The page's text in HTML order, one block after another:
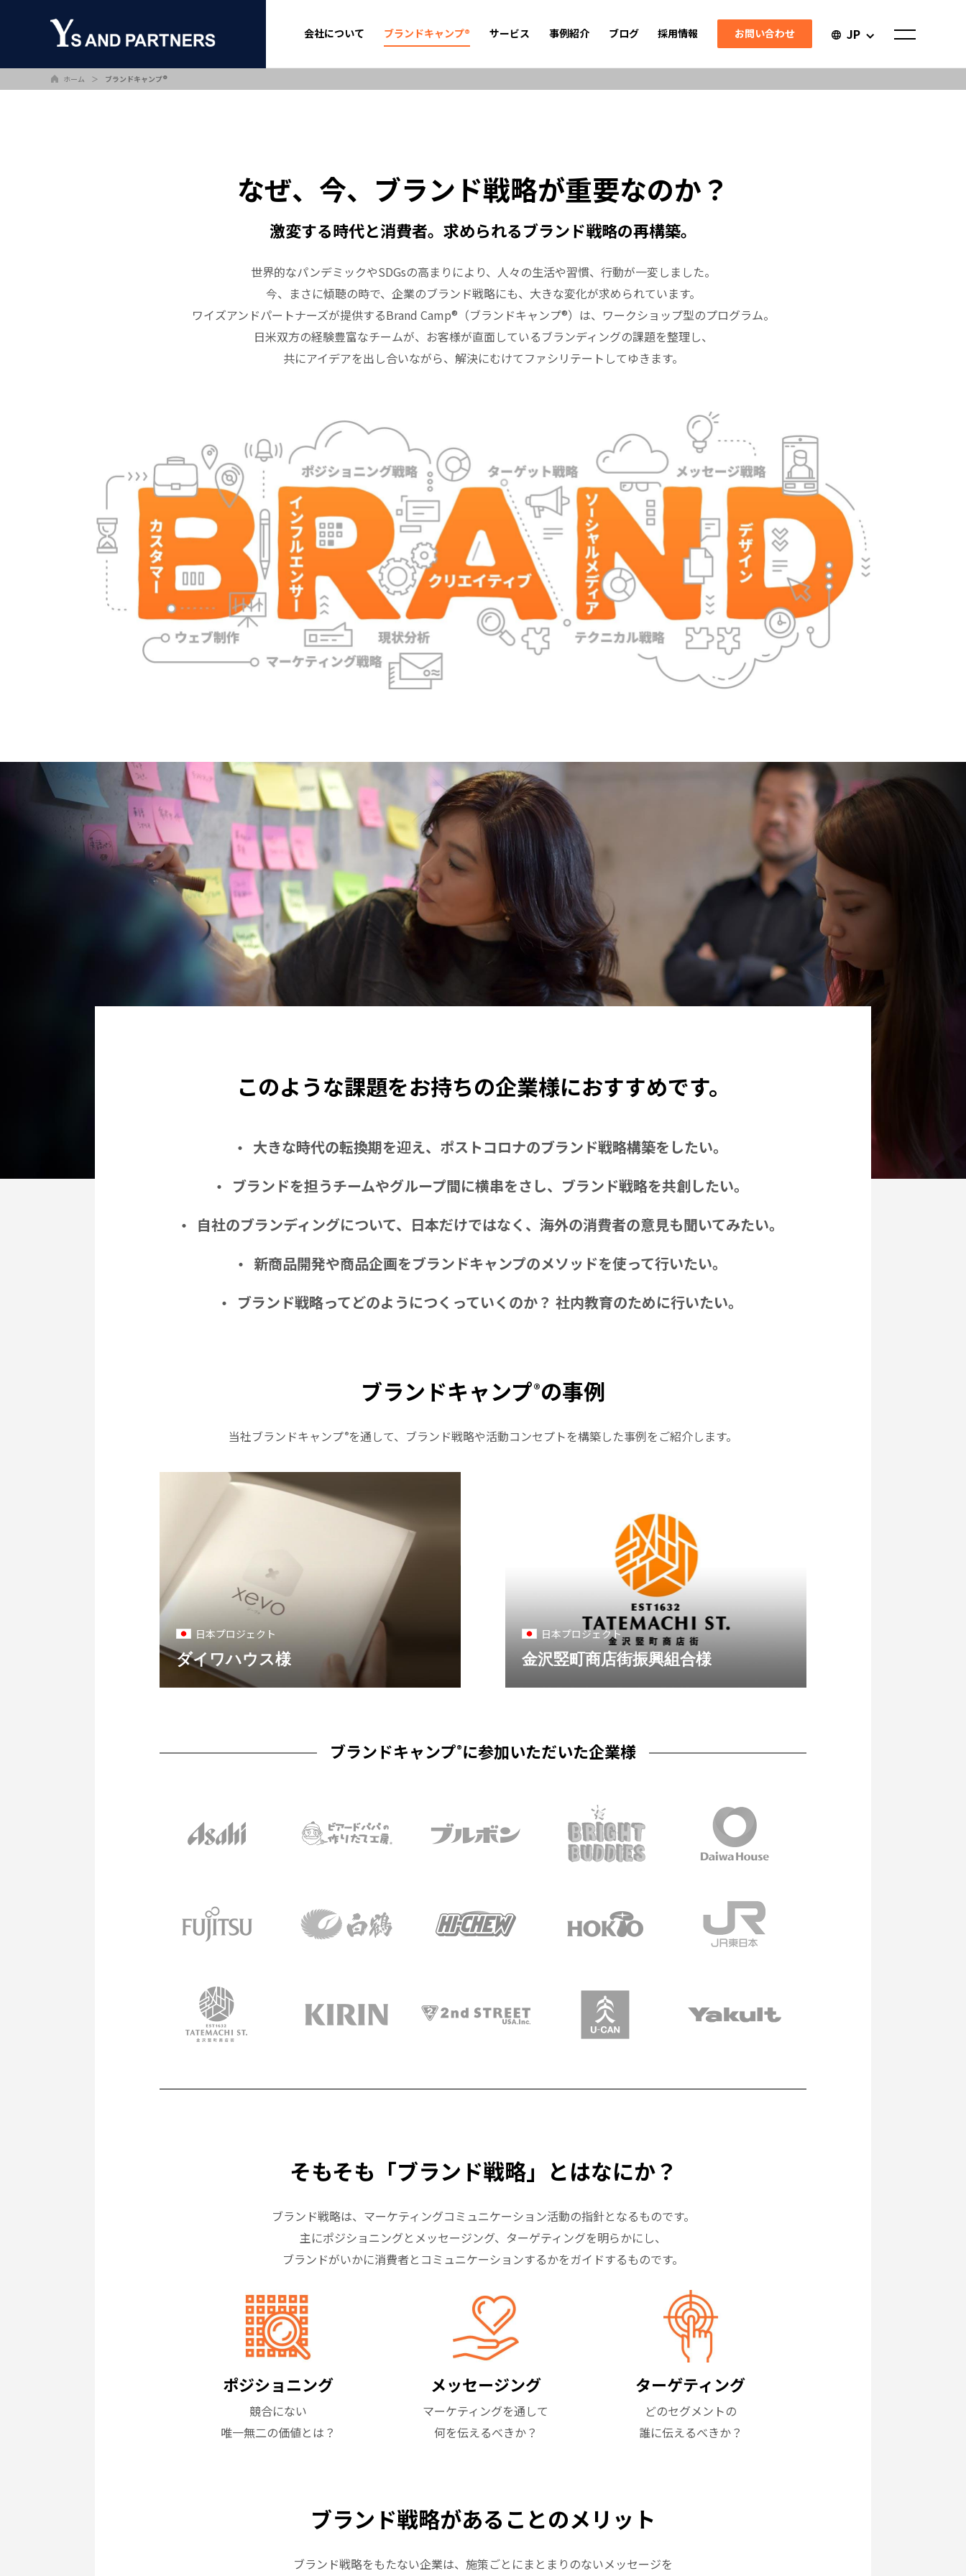
会社について ブランドキャンプ® サービス 事例紹介 ブログ 採用情報 お問い合わせ JP
ホーム ＞ ブランドキャンプ®
なぜ、今、ブランド戦略が重要なのか？
激変する時代と消費者。求められるブランド戦略の再構築。
世界的なパンデミックやSDGsの高まりにより、人々の生活や習慣、行動が一変しました。
今、まさに傾聴の時で、企業のブランド戦略にも、大きな変化が求められています。
ワイズアンドパートナーズが提供するBrand Camp®（ブランドキャンプ®）は、ワークショップ型のプログラム。
日米双方の経験豊富なチームが、お客様が直面しているブランディングの課題を整理し、
共にアイデアを出し合いながら、解決にむけてファシリテートしてゆきます。
このような課題をお持ちの企業様におすすめです。
大きな時代の転換期を迎え、ポストコロナのブランド戦略構築をしたい。
ブランドを担うチームやグループ間に横串をさし、ブランド戦略を共創したい。
自社のブランディングについて、日本だけではなく、海外の消費者の意見も聞いてみたい。
新商品開発や商品企画をブランドキャンプのメソッドを使って行いたい。
ブランド戦略ってどのようにつくっていくのか？ 社内教育のために行いたい。
ブランドキャンプ®の事例
当社ブランドキャンプ®を通して、ブランド戦略や活動コンセプトを構築した事例をご紹介します。
日本プロジェクト
ダイワハウス様
日本プロジェクト
金沢竪町商店街振興組合様
ブランドキャンプ®に参加いただいた企業様
そもそも「ブランド戦略」とはなにか？
ブランド戦略は、マーケティングコミュニケーション活動の指針となるものです。
主にポジショニングとメッセージング、ターゲティングを明らかにし、
ブランドがいかに消費者とコミュニケーションするかをガイドするものです。
ポジショニング
競合にない
唯一無二の価値とは？
メッセージング
マーケティングを通して
何を伝えるべきか？
ターゲティング
どのセグメントの
誰に伝えるべきか？
ブランド戦略があることのメリット
ブランド戦略をもたない企業は、施策ごとにまとまりのないメッセージを